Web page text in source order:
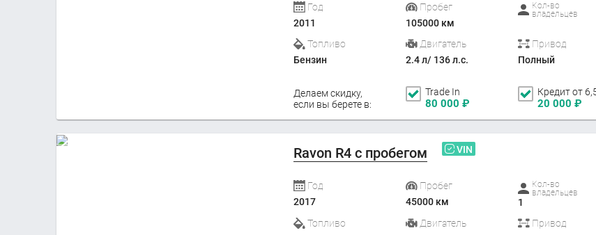
Год
2011
Пробег
105000 км
Кол-во
владельцев
Топливо
Бензин
Двигатель
2.4 л/ 136 л.с.
Привод
Полный
Делаем скидку,
если вы берете в:
Trade In
80 000 ₽
Кредит от
20 000 ₽
Ravon R4 с пробегом VIN
Год
2017
Пробег
45000 км
Кол-во
владельцев
1
Топливо
Двигатель
Привод